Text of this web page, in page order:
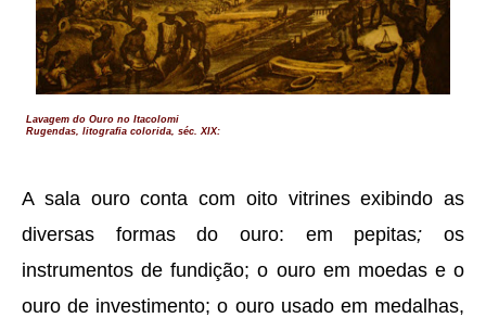
Lavagem do Ouro no Itacolomi
Rugendas, litografia colorida, séc. XIX:
A sala ouro conta com oito vitrines exibindo as
diversas formas do ouro: em pepitas; os
instrumentos de fundição; o ouro em moedas e o
ouro de investimento; o ouro usado em medalhas,